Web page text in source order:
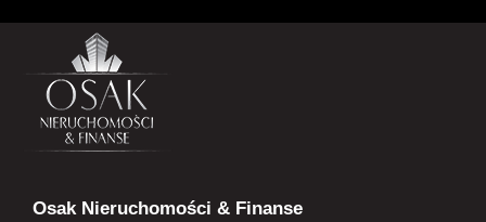
Osak Nieruchomości & Finanse